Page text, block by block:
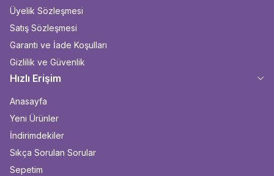
Üyelik Sözleşmesi
Satış Sözleşmesi
Garanti ve İade Koşulları
Gizlilik ve Güvenlik
Hızlı Erişim
Anasayfa
Yeni Ürünler
İndirimdekiler
Sıkça Sorulan Sorular
Sepetim